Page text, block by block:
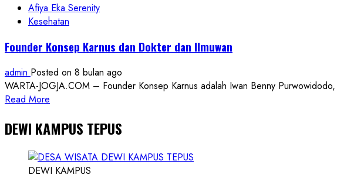
Afiya Eka Serenity
Kesehatan
Founder Konsep Karnus dan Dokter dan Ilmuwan
admin Posted on 8 bulan ago
WARTA-JOGJA.COM – Founder Konsep Karnus adalah Iwan Benny
Read More
about
Founder
Konsep
Karnus
DEWI KAMPUS TEPUS
DEWI KAMPUS